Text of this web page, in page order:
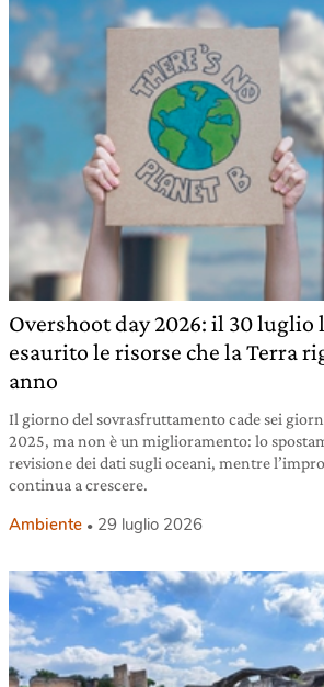
Overshoot day 2026: il 30 luglio
esaurito le risorse che la Terra
anno
Il giorno del sovrasfruttamento cade sei
2025, ma non è un miglioramento: lo
revisione dei dati sugli oceani, mentre
continua a crescere.
Ambiente 29 luglio 2026